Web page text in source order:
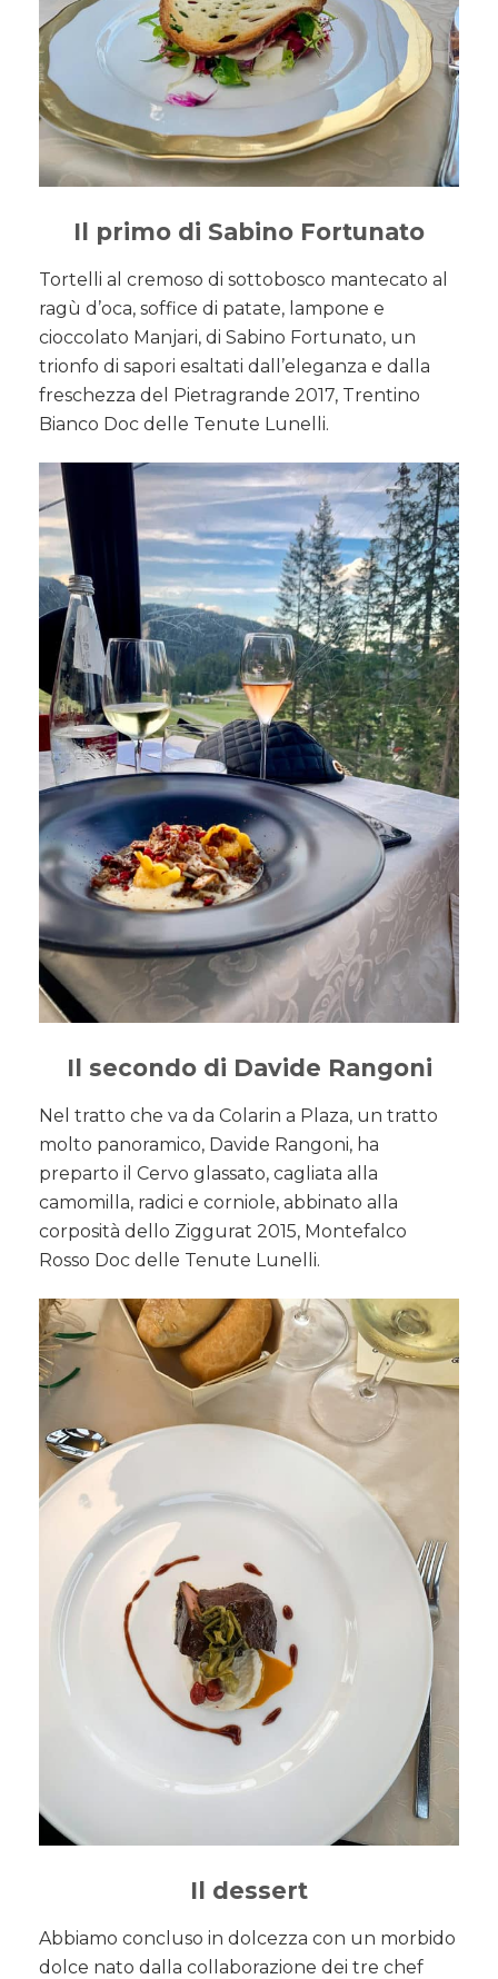
Il primo di Sabino Fortunato
Tortelli al cremoso di sottobosco mantecato al
ragù d’oca, soffice di patate, lampone e
cioccolato Manjari, di Sabino Fortunato, un
trionfo di sapori esaltati dall’eleganza e dalla
freschezza del Pietragrande 2017, Trentino
Bianco Doc delle Tenute Lunelli.
Il secondo di Davide Rangoni
Nel tratto che va da Colarin a Plaza, un tratto
molto panoramico, Davide Rangoni, ha
preparto il Cervo glassato, cagliata alla
camomilla, radici e corniole, abbinato alla
corposità dello Ziggurat 2015, Montefalco
Rosso Doc delle Tenute Lunelli.
Il dessert
Abbiamo concluso in dolcezza con un morbido
dolce nato dalla collaborazione dei tre chef